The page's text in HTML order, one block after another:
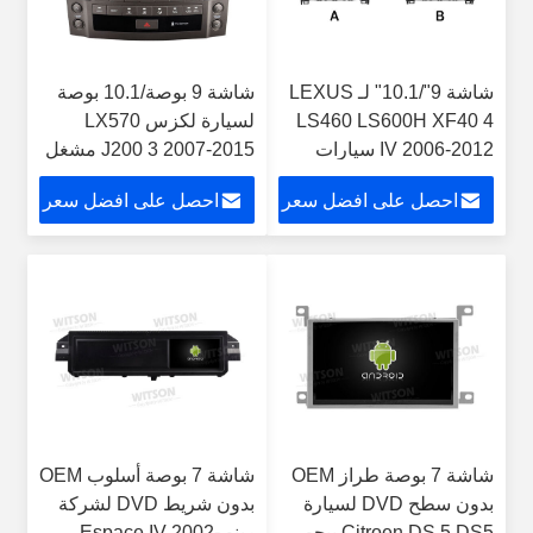
شاشة 9"/10.1" لـ LEXUS
LS460 LS600H XF40 4
IV 2006-2012 سيارات
الوسائط المتعددة ستيريو
GPS CarPlay Player
احصل على افضل سعر
شاشة 9 بوصة/10.1 بوصة
لسيارة لكزس LX570
J200 3 2007-2015 مشغل
وسائط متعددة ستيريو
ونظام تحديد المواقع
CarPlay
احصل على افضل سعر
شاشة 7 بوصة طراز OEM
بدون سطح DVD لسيارة
شاشة 7 بوصة أسلوب OEM
بدون شريط DVD لشركة